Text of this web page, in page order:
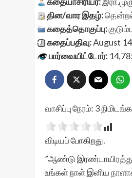
தின/வார இதழ்:
கதைத்தொகுப்பு:
கதைப்பதிவு:August
பார்வையிட்டோர்:
வாசிப்பு நேரம்: 3
விடியப் போகிறது.
”ஆண்டு இரண்டாயிரத்து
உங்கள் நாள் இனிய